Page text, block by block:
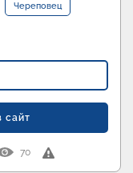
Череповец
сайт
70